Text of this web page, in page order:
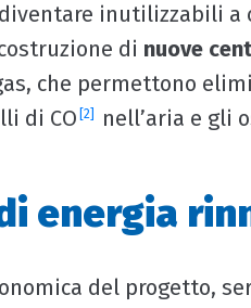
inutilizzabili a
di nuove
che permettono
di CO [2] nell’aria e gli
energia
del progetto,